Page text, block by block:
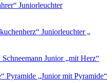
Juniorleuchter
Juniorleuchter „
Schneemann Junior „mit Herz“
Pyramide „Junior mit Pyramide“